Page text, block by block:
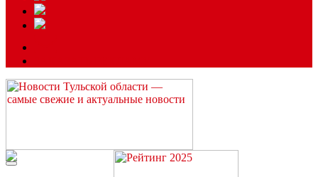
Читайте последние новости дня в Тульской области на сайте
“ЗаНовомосковск”